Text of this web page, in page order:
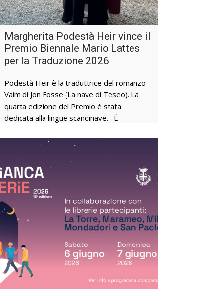
Margherita Podestà Heir vince il
Premio Biennale Mario Lattes
per la Traduzione 2026
Podestà Heir è la traduttrice del romanzo
Vaim di Jon Fosse (La nave di Teseo). La
quarta edizione del Premio è stata
dedicata alla lingue scandinave. È
quarta edizione del Premio Biennale Mario
Vaim dello scrittore norvegese Jon Fosse,
già premio Nobel per la Letteratura 2023.
In Italia il romanzo è edito dalla casa
editrice La Nave di Teseo. Realizzato dalla
Fondazione Bottari Lattes in collaborazione
con l’Associazione Castello di Perno, per
premio alle lingue scandinave. Gli esperti
che in questa quarta edizione compongono
la Giuria specialistica, Daniela Marcheschi,
Lorenzo Lozzi Gallo e Franco Perrelli, hanno